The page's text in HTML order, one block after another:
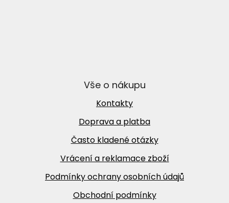
Vše o nákupu
Kontakty
Doprava a platba
Často kladené otázky
Vrácení a reklamace zboží
Podmínky ochrany osobních údajů
Obchodní podmínky